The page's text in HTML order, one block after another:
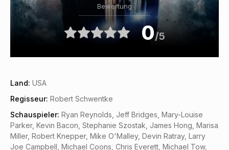
Bewertung
0/5
Land: USA
Regisseur: Robert Schwentke
Schauspieler: Ryan Reynolds, Jeff Bridges, Mary-Louise
Parker, Kevin Bacon, Stephanie Szostak, James Hong, Marisa
Miller, Robert Knepper, Mike O'Malley, Devin Ratray, Larry
Joe Campbell, Michael Coons, Chris Everett, Michael Tow,